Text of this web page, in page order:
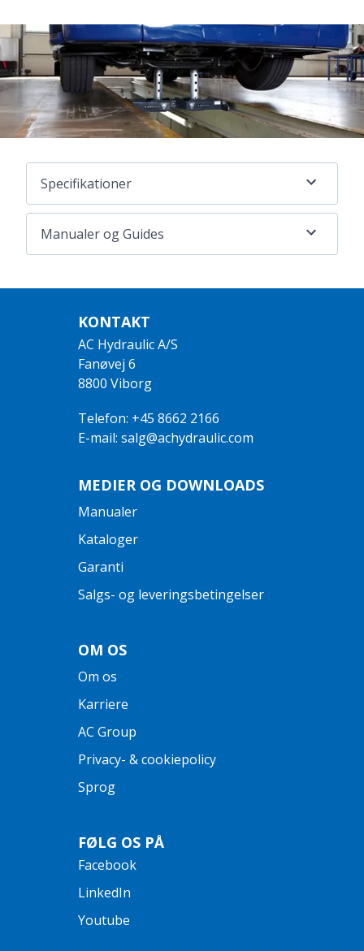
Specifikationer
Manualer og Guides
KONTAKT
AC Hydraulic A/S
Fanøvej 6
8800 Viborg
Telefon: +45 8662 2166
E-mail: salg@achydraulic.com
MEDIER OG DOWNLOADS
Manualer
Kataloger
Garanti
Salgs- og leveringsbetingelser
OM OS
Om os
Karriere
AC Group
Privacy- & cookiepolicy
Sprog
FØLG OS PÅ
Facebook
LinkedIn
Youtube